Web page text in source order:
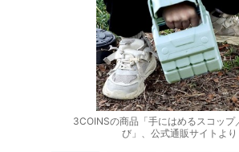
3COINSの商品「手にはめるスコップ
び」、公式通販サイトより